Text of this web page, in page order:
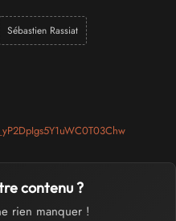
Sébastien Rassiat
contenu ?
rien manquer !